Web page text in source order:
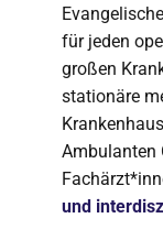
für jeden
großen
stationäre
Ambulanten
und